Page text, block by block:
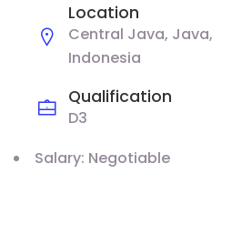
Location
Central Java, Java,
Indonesia
Qualification
D3
Salary: Negotiable